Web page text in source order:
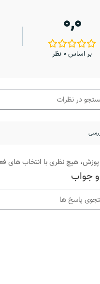
0,0
بر اساس 0 نظر
هیچ نظری با انتخاب های
جواب